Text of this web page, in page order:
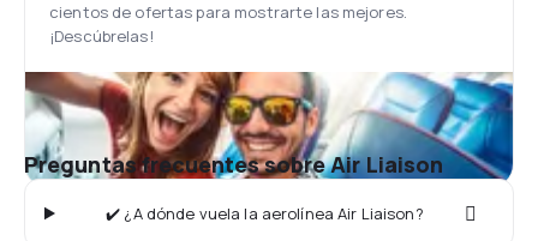
cientos de ofertas para mostrarte las mejores.
¡Descúbrelas!
Preguntas frecuentes sobre Air Liaison
✔️ ¿A dónde vuela la aerolínea Air Liaison?